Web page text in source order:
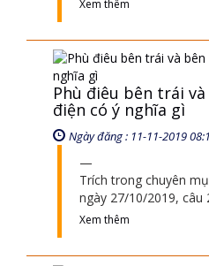
Trưởng Ban Văn
.....?
Ngày đăng : 01-01-2021
anh tu cỡ gì đi nữa thì
tay Đức Phật
Xem thêm